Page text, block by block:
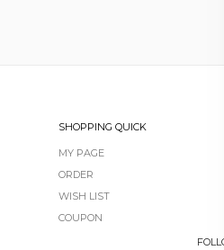
SHOPPING QUICK
MY PAGE
ORDER
WISH LIST
COUPON